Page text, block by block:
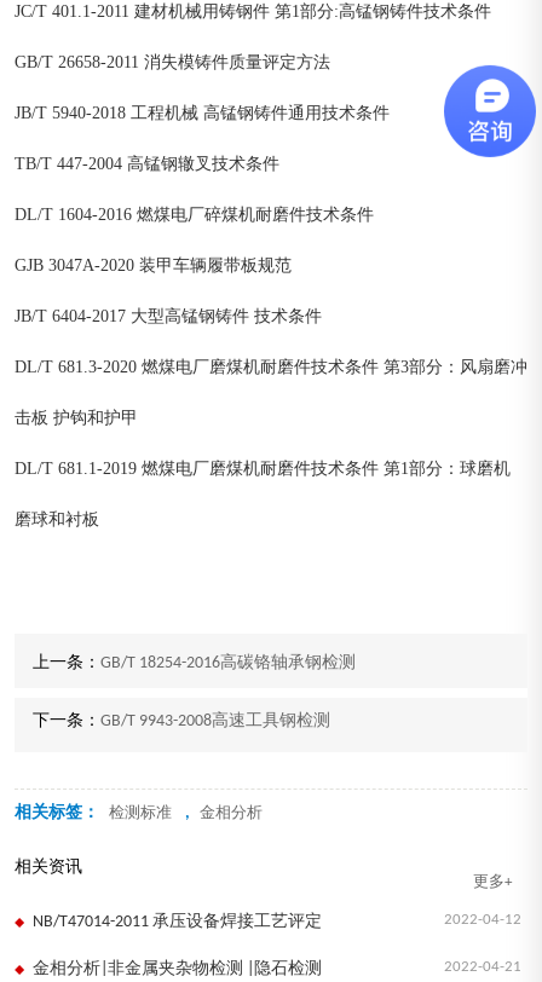
JC/T 401.1-2011 建材机械用铸钢件 第1部分:高锰钢铸件技术条件
GB/T 26658-2011 消失模铸件质量评定方法
JB/T 5940-2018 工程机械 高锰钢铸件通用技术条件
TB/T 447-2004 高锰钢辙叉技术条件
DL/T 1604-2016 燃煤电厂碎煤机耐磨件技术条件
GJB 3047A-2020 装甲车辆履带板规范
JB/T 6404-2017 大型高锰钢铸件 技术条件
DL/T 681.3-2020 燃煤电厂磨煤机耐磨件技术条件 第3部分：风扇磨冲
击板 护钩和护甲
DL/T 681.1-2019 燃煤电厂磨煤机耐磨件技术条件 第1部分：球磨机
磨球和衬板
上一条： GB/T 18254-2016高碳铬轴承钢检测
下一条： GB/T 9943-2008高速工具钢检测
相关标签： 检测标准 , 金相分析
相关资讯
更多+
2022-04-12
NB/T47014-2011 承压设备焊接工艺评定
2022-04-21
金相分析|非金属夹杂物检测 |隐石检测